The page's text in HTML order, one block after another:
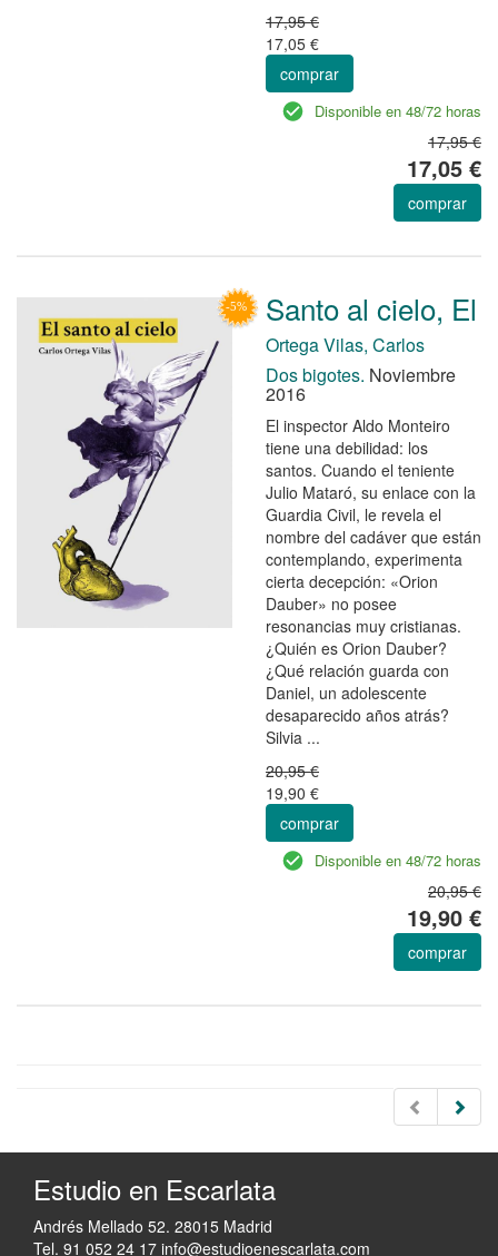
17,95 €
17,05 €
comprar
Disponible en 48/72 horas
17,95 €
17,05 €
comprar
Santo al cielo, El
Ortega Vilas, Carlos
Dos bigotes. Noviembre
2016
El inspector Aldo Monteiro
tiene una debilidad: los
santos. Cuando el teniente
Julio Mataró, su enlace con la
Guardia Civil, le revela el
nombre del cadáver que están
contemplando, experimenta
cierta decepción: «Orion
Dauber» no posee
resonancias muy cristianas.
¿Quién es Orion Dauber?
¿Qué relación guarda con
Daniel, un adolescente
desaparecido años atrás?
Silvia ...
20,95 €
19,90 €
comprar
Disponible en 48/72 horas
20,95 €
19,90 €
comprar
Estudio en Escarlata
Andrés Mellado 52. 28015 Madrid
Tel. 91 052 24 17 info@estudioenescarlata.com